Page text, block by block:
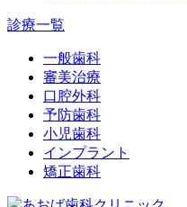
診療一覧
一般歯科
審美治療
口腔外科
予防歯科
小児歯科
インプラント
矯正歯科